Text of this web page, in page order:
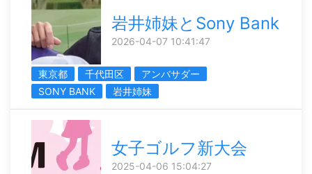
岩井姉妹とSony Bank
2026-04-07 10:41:47
東京都 千代田区
アンバサダー
SONY BANK
岩井姉妹
女子ゴルフ新大会
2025-04-06 15:04:27